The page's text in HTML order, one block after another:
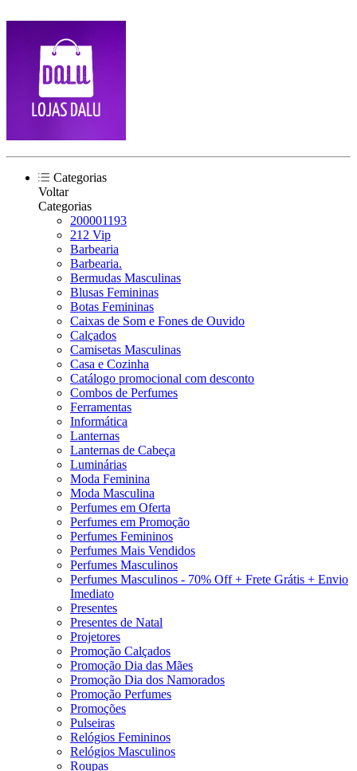
Categorias
Voltar
Categorias
200001193
212 Vip
Barbearia
Barbearia.
Bermudas Masculinas
Blusas Femininas
Botas Femininas
Caixas de Som e Fones de Ouvido
Calçados
Camisetas Masculinas
Casa e Cozinha
Catálogo promocional com desconto
Combos de Perfumes
Ferramentas
Informática
Lanternas
Lanternas de Cabeça
Luminárias
Moda Feminina
Moda Masculina
Perfumes em Oferta
Perfumes em Promoção
Perfumes Femininos
Perfumes Mais Vendidos
Perfumes Masculinos
Perfumes Masculinos - 70% Off + Frete Grátis + Envio
Imediato
Presentes
Presentes de Natal
Projetores
Promoção Calçados
Promoção Dia das Mães
Promoção Dia dos Namorados
Promoção Perfumes
Promoções
Pulseiras
Relógios Femininos
Relógios Masculinos
Roupas